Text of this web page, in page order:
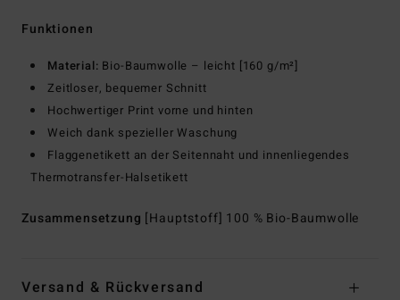
Funktionen
Material: Bio-Baumwolle – leicht [160 g/m²]
Zeitloser, bequemer Schnitt
Hochwertiger Print vorne und hinten
Weich dank spezieller Waschung
Flaggenetikett an der Seitennaht und innenliegendes
Thermotransfer-Halsetikett
Zusammensetzung [Hauptstoff] 100 % Bio-Baumwolle
Versand & Rückversand